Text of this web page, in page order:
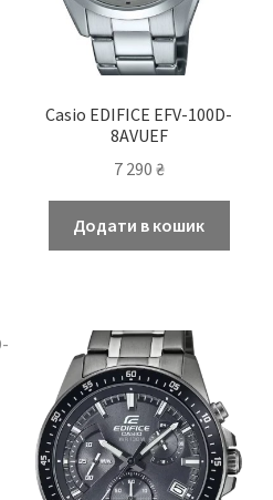
Casio EDIFICE EFV-100D-
8AVUEF
7 290 ₴
Додати в кошик